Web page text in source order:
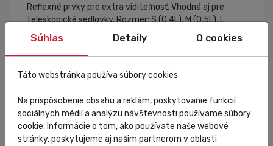
Reflexné prvky pre extra viditeľnosť. Vhodná aj pre
teleskopické sedlovky. Rozmer: S (0.4L), M (0.5L), L
(0.75L). Farba: šedá.
Súhlas Detaily O cookies
Táto webstránka používa súbory cookies
Na prispôsobenie obsahu a reklám, poskytovanie funkcií
sociálnych médií a analýzu návštevnosti používame súbory
cookie. Informácie o tom, ako používate naše webové
stránky, poskytujeme aj našim partnerom v oblasti